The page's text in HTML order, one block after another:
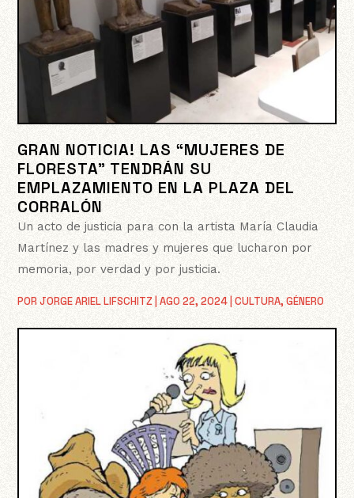
GRAN NOTICIA! LAS “MUJERES DE
FLORESTA” TENDRÁN SU
EMPLAZAMIENTO EN LA PLAZA DEL
CORRALÓN
PORJORGE ARIEL LIFSCHITZ |AGO 22, 2024 |CULTURA,GÉNERO
Un acto de justicia para con la artista María Claudia
Martínez y las madres y mujeres que lucharon por
memoria, por verdad y por justicia.